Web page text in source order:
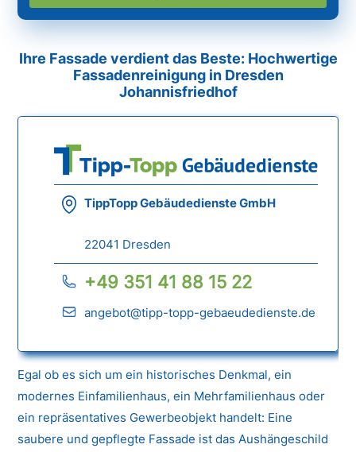
Ihre Fassade verdient das Beste: Hochwertige
Fassadenreinigung in Dresden
Johannisfriedhof
TippTopp Gebäudedienste GmbH
22041 Dresden
+49 351 41 88 15 22
angebot@tipp-topp-gebaeudedienste.de
Egal ob es sich um ein historisches Denkmal, ein
modernes Einfamilienhaus, ein Mehrfamilienhaus oder
ein repräsentatives Gewerbeobjekt handelt: Eine
saubere und gepflegte Fassade ist das Aushängeschild